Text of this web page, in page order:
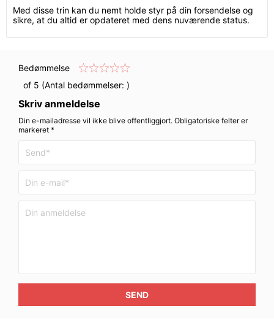
Med disse trin kan du nemt holde styr på din forsendelse og
sikre, at du altid er opdateret med dens nuværende status.
Bedømmelse
of 5 (Antal bedømmelser: )
Skriv anmeldelse
Din e-mailadresse vil ikke blive offentliggjort. Obligatoriske felter er
markeret *
SEND